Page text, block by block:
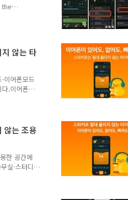
tapping
않는 타
이어폰모드
다.이어폰이
관(5분/10
(지하철/
으면 절대
이어폰으
감정·메
턴이 자연
않는 조용
한 공간에
실·스터디
환경에서
어폰 모드